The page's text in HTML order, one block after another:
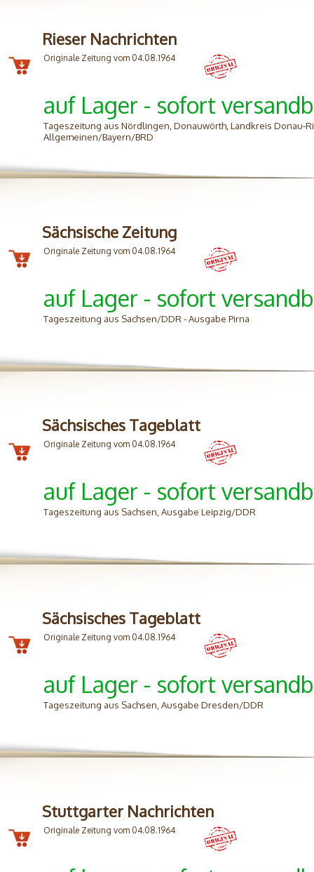
Rieser Nachrichten
Originale Zeitung vom 04.08.1964
auf Lager - sofort
Tageszeitung aus Nördlingen, Donauwörth, Landkreis Donau-
Allgemeinen/Bayern/BRD
Sächsische Zeitung
Originale Zeitung vom 04.08.1964
auf Lager - sofort
Tageszeitung aus Sachsen/DDR - Ausgabe Pirna
Sächsisches Tageblatt
Originale Zeitung vom 04.08.1964
auf Lager - sofort
Tageszeitung aus Sachsen, Ausgabe Leipzig/DDR
Sächsisches Tageblatt
Originale Zeitung vom 04.08.1964
auf Lager - sofort
Tageszeitung aus Sachsen, Ausgabe Dresden/DDR
Stuttgarter Nachrichten
Originale Zeitung vom 04.08.1964